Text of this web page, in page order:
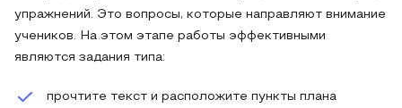
упражнений. Это вопросы, которые направляют внимание
учеников. На этом этапе работы эффективными
являются задания типа:
прочтите текст и расположите пункты плана